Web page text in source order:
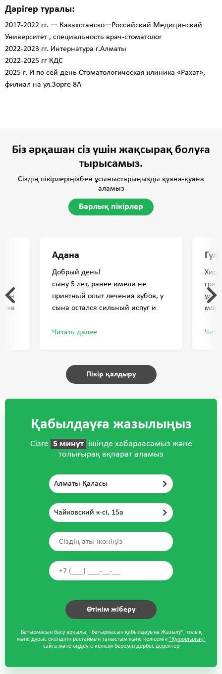
Дәрігер туралы:
2017-2022 гг. — Казахстанско—Российский Медицинский
Университет , специальность врач-стоматолог
2022-2023 гг. Интернатура г.Алматы
2022-2025 гг КДС
2025 г. И по сей день Стоматологическая клиника «Рахат»,
филиал на ул.Зорге 8А
Біз әрқашан сіз үшін жақсырақ болуға
тырысамыз.
Сіздің пікірлеріңізбен ұсыныстарыңызды қуана-қуана
аламыз
Барлық пікірлер
шын
Адана
Добрый день!
сыну 5 лет, ранее имели не
приятный опыт лечения зубов, у
сына остался сильный испуг и
что от запаха боялся и
ул.Чайковского 15А.
Очень довольны, благодарны
в первый же день вылечил
сложный зуб с глубоким
кариесом, а на второй день сын к
доверился, что во время лечения
засмотрелся в мультик и хотел
воскресенье.
честно очень благодарна,
спасибо что вылечили не только
зубки но и испуг ребенка,
сервисом у наших детей будет
лучшее будущее! искренне очень
Читать далее
Пікір қалдыру
Қабылдауға жазылыңыз
Сізге 5 минут ішінде хабарласамыз және
толығырақ ақпарат аламыз
Алматы Қаласы
Чайковский к-сі, 15а
Батырмасын басу арқылы, "батырмасын қабылдауына Жазылу", толық
және дұрыс екендігін растаймын таныстым және келісемін "Құпиялылық"
сайта және өңдеуге келісім беремін дербес деректер